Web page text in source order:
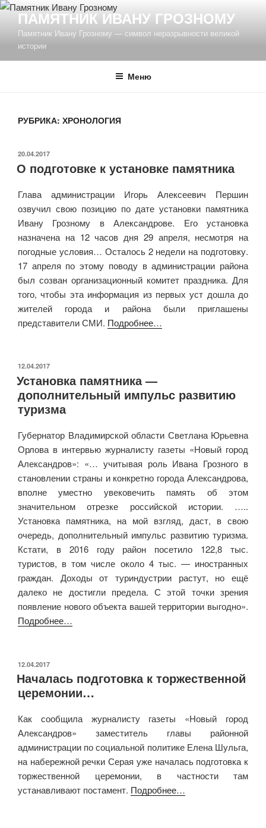
Перейти
содержимому
ПАМЯТНИК ИВАНУ ГРОЗНОМУ
Памятник Ивану Грозному — символ неразрывности великой
истории
Меню
РУБРИКА: ХРОНОЛОГИЯ
ОПУБЛИКОВАНО
20.04.2017
О подготовке к установке памятника
Глава администрации Игорь Алексеевич Першин
озвучил свою позицию по дате установки памятника
Ивану Грозному в Александрове. Его установка
назначена на 12 часов дня 29 апреля, несмотря на
погодные условия… Осталось 2 недели на подготовку.
17 апреля по этому поводу в администрации района
был созван организационный комитет праздника. Для
того, чтобы эта информация из первых уст дошла до
жителей города и района были приглашены
представители СМИ. Подробнее…
ОПУБЛИКОВАНО
12.04.2017
Установка памятника —
дополнительный импульс развитию
туризма
Губернатор Владимирской области Светлана Юрьевна
Орлова в интервью журналисту газеты «Новый город
Александров»: «… учитывая роль Ивана Грозного в
становлении страны и конкретно города Александрова,
вполне уместно увековечить память об этом
значительном отрезке российской истории. …..
Установка памятника, на мой взгляд, даст, в свою
очередь, дополнительный импульс развитию туризма.
Кстати, в 2016 году район посетило 122,8 тыс.
туристов, в том числе около 4 тыс. — иностранных
граждан. Доходы от туриндустрии растут, но ещё
далеко не достигли предела. С этой точки зрения
появление нового объекта вашей территории выгодно».
Подробнее…
ОПУБЛИКОВАНО
12.04.2017
Началась подготовка к торжественной
церемонии…
Как сообщила журналисту газеты «Новый город
Александров» заместитель главы районной
администрации по социальной политике Елена Шульга,
на набережной речки Серая уже началась подготовка к
торжественной церемонии, в частности там
устанавливают постамент. Подробнее…